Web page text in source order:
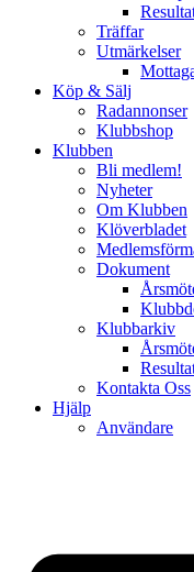
Träffar
Utmärkelser
Köp & Sälj
Radannonser
Klubbshop
Klubben
Bli medlem!
Nyheter
Om Klubben
Klöverbladet
Dokument
Klubbarkiv
Kontakta Oss
Hjälp
Användare